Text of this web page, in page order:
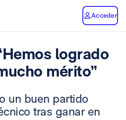
Acceder
logrado
mérito”
un buen partido
tras ganar en